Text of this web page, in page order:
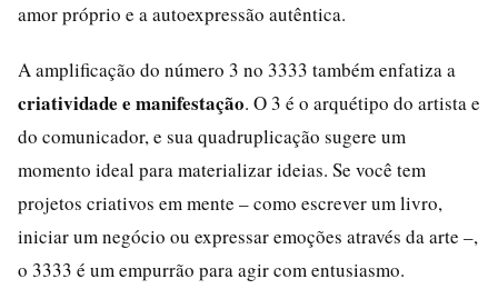
amor próprio e a autoexpressão autêntica.
A amplificação do número 3 no 3333 também enfatiza a
criatividade e manifestação. O 3 é o arquétipo do artista e
do comunicador, e sua quadruplicação sugere um
momento ideal para materializar ideias. Se você tem
projetos criativos em mente – como escrever um livro,
iniciar um negócio ou expressar emoções através da arte –,
o 3333 é um empurrão para agir com entusiasmo.